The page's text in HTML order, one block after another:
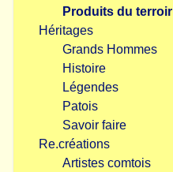
Produits du terroir
Héritages
Grands Hommes
Histoire
Légendes
Patois
Savoir faire
Re.créations
Artistes comtois